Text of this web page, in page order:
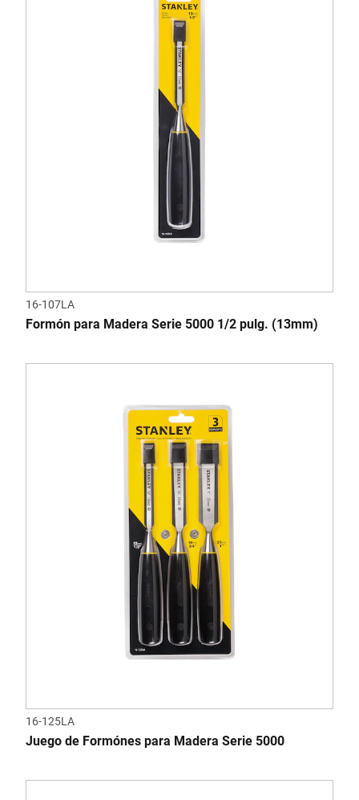
16-107LA
Formón para Madera Serie 5000 1/2 pulg. (13mm)
16-125LA
Juego de Formónes para Madera Serie 5000